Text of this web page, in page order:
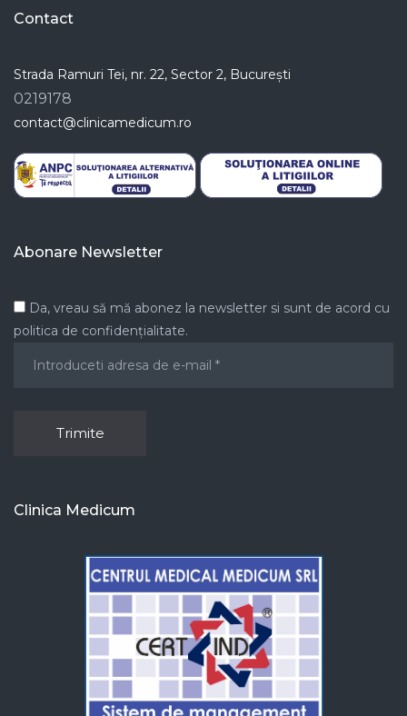
Contact
Strada Ramuri Tei, nr. 22, Sector 2, București
0219178
contact@clinicamedicum.ro
Abonare Newsletter
Da, vreau să mă abonez la newsletter si sunt de acord cu
politica de confidențialitate.
Clinica Medicum